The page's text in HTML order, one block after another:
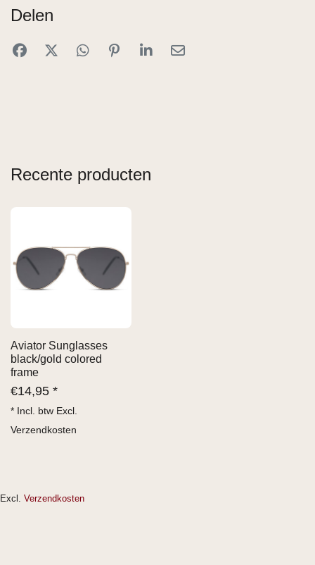
Delen
Recente producten
Aviator Sunglasses
black/gold colored
frame
€14,95 *
* Incl. btw Excl.
Verzendkosten
Excl. Verzendkosten